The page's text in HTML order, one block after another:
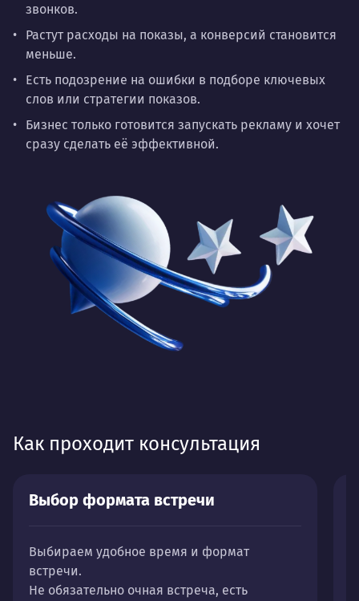
звонков.
Растут расходы на показы, а конверсий становится
меньше.
Есть подозрение на ошибки в подборе ключевых
слов или стратегии показов.
Бизнес только готовится запускать рекламу и хочет
сразу сделать её эффективной.
Как проходит консультация
Выбор формата встречи
Выбираем удобное время и формат
встречи.
Не обязательно очная встреча, есть